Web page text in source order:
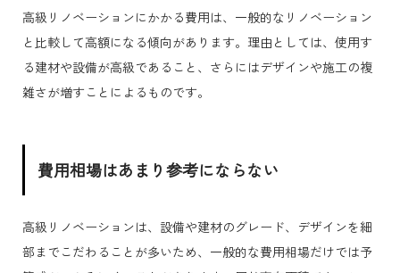
高級リノベーションにかかる費用は、一般的なリノベーション
と比較して高額になる傾向があります。理由としては、使用す
る建材や設備が高級であること、さらにはデザインや施工の複
雑さが増すことによるものです。
費用相場はあまり参考にならない
高級リノベーションは、設備や建材のグレード、デザインを細
部までこだわることが多いため、一般的な費用相場だけでは予